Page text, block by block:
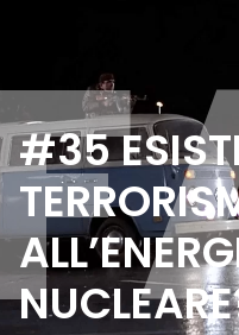
#35